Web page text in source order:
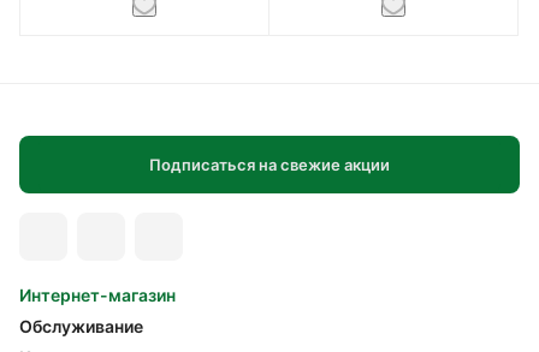
Подписаться на свежие акции
Интернет-магазин
Обслуживание